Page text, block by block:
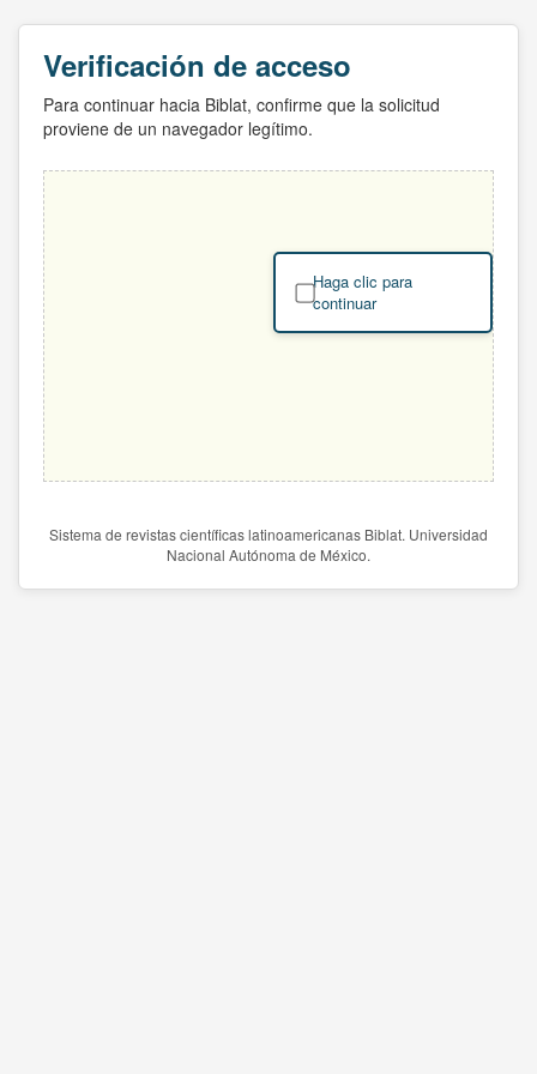
Verificación de acceso
Para continuar hacia Biblat, confirme que la solicitud
proviene de un navegador legítimo.
Haga clic para
continuar
Sistema de revistas científicas latinoamericanas Biblat. Universidad
Nacional Autónoma de México.